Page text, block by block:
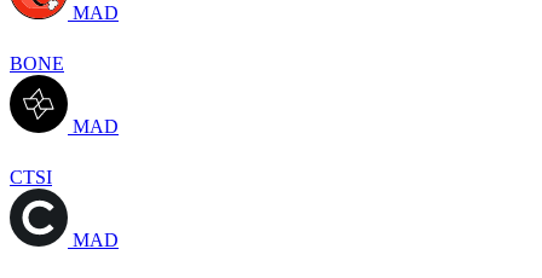
MAD
BONE
MAD
CTSI
MAD